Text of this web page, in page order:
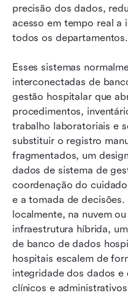
precisão dos dados,
acesso em tempo real a
todos os departamentos.
Esses sistemas
interconectadas de
gestão hospitalar que
procedimentos,
trabalho laboratoriais e
substituir o registro
fragmentados, um
dados de sistema de
coordenação do
e a tomada de
localmente, na nuvem
infraestrutura híbrida,
de banco de dados
hospitais escalem de
integridade dos dados
clínicos e